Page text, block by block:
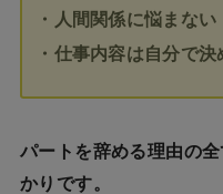
・人間関係に悩まない
・仕事内容は自分で決
パートを辞める理由の
かりです。